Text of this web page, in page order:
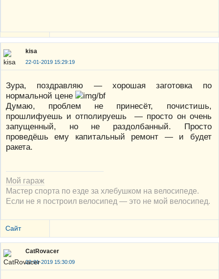
kisa
22-01-2019 15:29:19
Зура, поздравляю — хорошая заготовка по
нормальной цене
Думаю, проблем не принесёт, почистишь,
прошлифуешь и отполируешь — просто он очень
запущенный, но не раздолбанный. Просто
проведёшь ему капитальный ремонт — и будет
ракета.
Мой гараж
Мастер спорта по езде за хлебушком на велосипеде.
Если не я построил велосипед — это не мой велосипед.
Сайт
CatRovacer
22-01-2019 15:30:09